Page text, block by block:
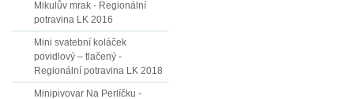
Mikulův mrak - Regionální
potravina LK 2016
Mini svatební koláček
povidlový – tlačený -
Regionální potravina LK 2018
Minipivovar Na Perlíčku -